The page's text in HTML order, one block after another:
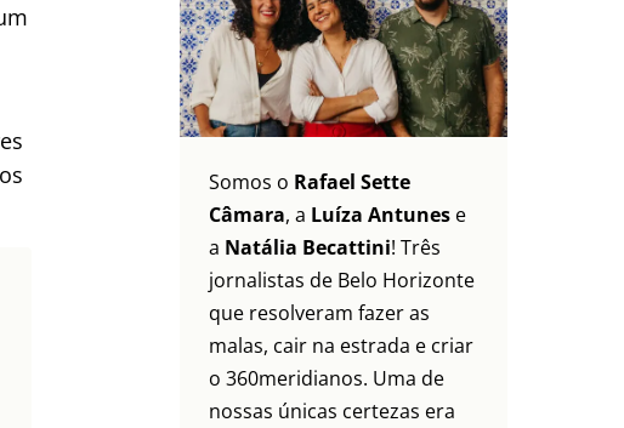
Somos o Rafael Sette
Câmara, a Luíza Antunes e
a Natália Becattini! Três
jornalistas de Belo Horizonte
que resolveram fazer as
malas, cair na estrada e criar
o 360meridianos. Uma de
nossas únicas certezas era